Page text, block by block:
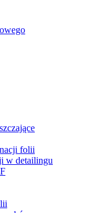
folii
w detailingu